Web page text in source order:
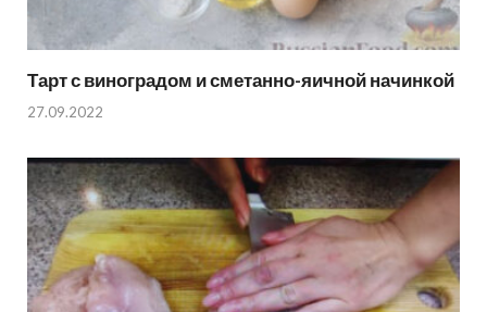
Тарт с виноградом и сметанно-яичной начинкой
27.09.2022